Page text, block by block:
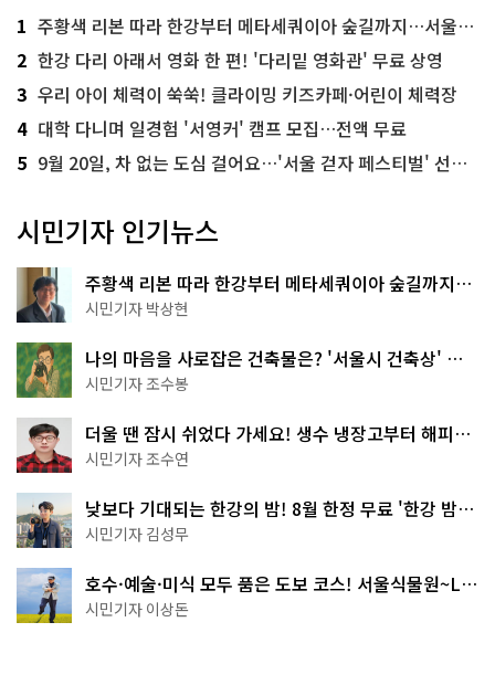
1 주황색 리본 따라 한강부터 메타세쿼이아 숲길까지…서울둘레길 15코스
2 한강 다리 아래서 영화 한 편! '다리밑 영화관' 무료 상영
3 우리 아이 체력이 쑥쑥! 클라이밍 키즈카페·어린이 체력장
4 대학 다니며 일경험 '서영커' 캠프 모집…전액 무료
5 9월 20일, 차 없는 도심 걸어요…'서울 걷자 페스티벌' 선착순 5천명
시민기자 인기뉴스
주황색 리본 따라 한강부터 메타세쿼이아 숲길까지…
서울둘레길 15코스
시민기자 박상현
나의 마음을 사로잡은 건축물은? '서울시 건축상' 수
상작 공개!
시민기자 조수봉
더울 땐 잠시 쉬었다 가세요! 생수 냉장고부터 해피소
·무더위쉼터까지
시민기자 조수연
낮보다 기대되는 한강의 밤! 8월 한정 무료 '한강 밤
핑' 예약은?
시민기자 김성무
호수·예술·미식 모두 품은 도보 코스! 서울식물원~LG
아트센터~마곡테라스거리
시민기자 이상돈